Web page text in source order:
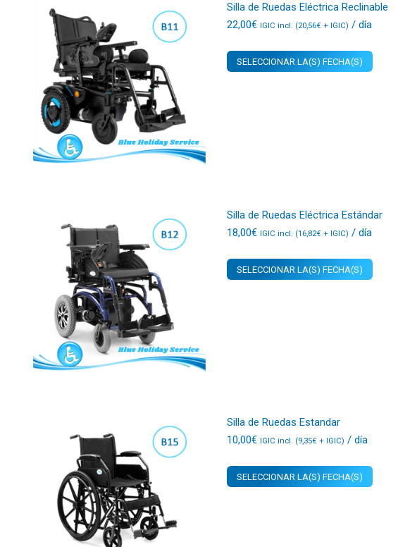
Silla de Ruedas Eléctrica Reclinable
22,00€ IGIC incl. (20,56€ + IGIC) / día
SELECCIONAR LA(S) FECHA(S)
Silla de Ruedas Eléctrica Estándar
18,00€ IGIC incl. (16,82€ + IGIC) / día
SELECCIONAR LA(S) FECHA(S)
Silla de Ruedas Estandar
10,00€ IGIC incl. (9,35€ + IGIC) / día
SELECCIONAR LA(S) FECHA(S)